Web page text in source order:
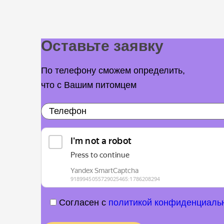
Оставьте заявку
По телефону сможем определить,
что с Вашим питомцем
Согласен с политикой